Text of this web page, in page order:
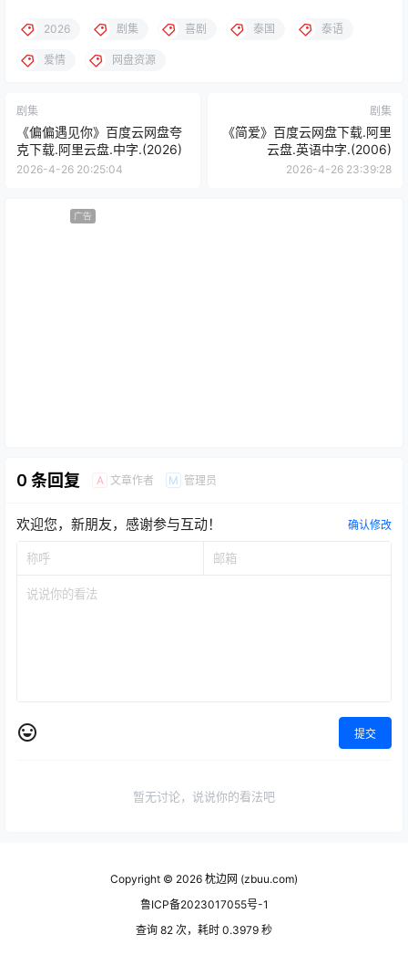
2026 剧集 喜剧 泰国 泰语
爱情 网盘资源
剧集
《偏偏遇见你》百度云网盘夸
克下载.阿里云盘.中字.(2026)
2026-4-26 20:25:04
剧集
《简爱》百度云网盘下载.阿里
云盘.英语中字.(2006)
2026-4-26 23:39:28
广告
0 条回复 A 文章作者 M 管理员
欢迎您，新朋友，感谢参与互动！ 确认修改
提交
暂无讨论，说说你的看法吧
Copyright © 2026 枕边网 (zbuu.com)
鲁ICP备2023017055号-1
查询 82 次，耗时 0.3979 秒